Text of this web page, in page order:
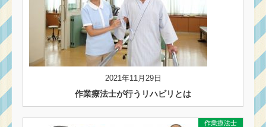
2021年11月29日
作業療法士が行うリハビリとは
作業療法士